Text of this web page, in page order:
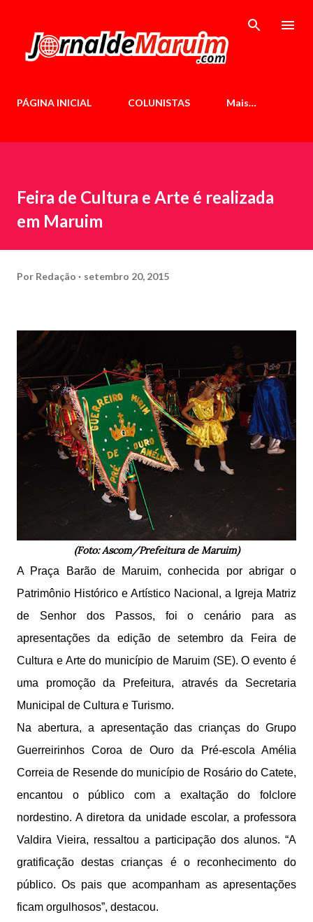
PÁGINA INICIAL COLUNISTAS Mais…
Feira de Cultura e Arte é realizada
em Maruim
Por Redação setembro 20, 2015
(Foto: Ascom/Prefeitura de Maruim)
A Praça Barão de Maruim, conhecida por abrigar o
Patrimônio Histórico e Artístico Nacional, a Igreja Matriz
de Senhor dos Passos, foi o cenário para as
apresentações da edição de setembro da Feira de
Cultura e Arte do município de Maruim (SE). O evento é
uma promoção da Prefeitura, através da Secretaria
Municipal de Cultura e Turismo.
Na abertura, a apresentação das crianças do Grupo
Guerreirinhos Coroa de Ouro da Pré-escola Amélia
Correia de Resende do município de Rosário do Catete,
encantou o público com a exaltação do folclore
nordestino. A diretora da unidade escolar, a professora
Valdira Vieira, ressaltou a participação dos alunos. “A
gratificação destas crianças é o reconhecimento do
público. Os pais que acompanham as apresentações
ficam orgulhosos”, destacou.